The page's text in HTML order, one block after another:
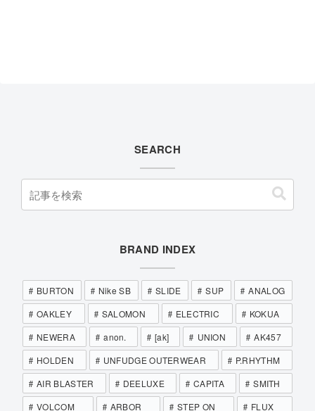
SEARCH
BRAND INDEX
BURTON Nike SB SLIDE SUP
ANALOG
OAKLEY
SALOMON ELECTRIC
KOKUA
NEWERA
anon. [ak] UNION
AK457
HOLDEN
UNFUDGE OUTERWEAR
P.RHYTHM
AIR BLASTER
DEELUXE CAPITA
SMITH
VOLCOM
ARBOR STEP ON
FLUX